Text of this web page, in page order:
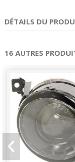
DÉTAILS DU
16 AUTRES